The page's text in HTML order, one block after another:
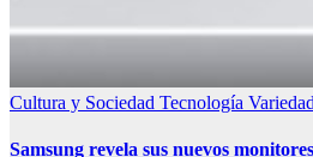
Cultura y Sociedad Tecnología Variedad
Samsung revela sus nuevos